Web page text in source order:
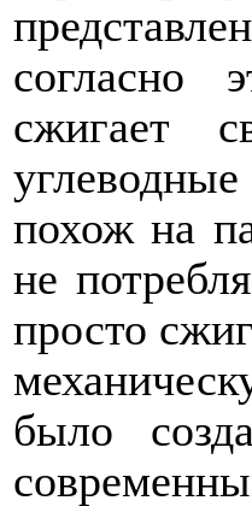
согласно
сжигает
похож на
не
просто
было